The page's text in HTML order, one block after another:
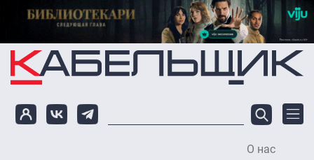
Перейти к основному содержанию
О нас